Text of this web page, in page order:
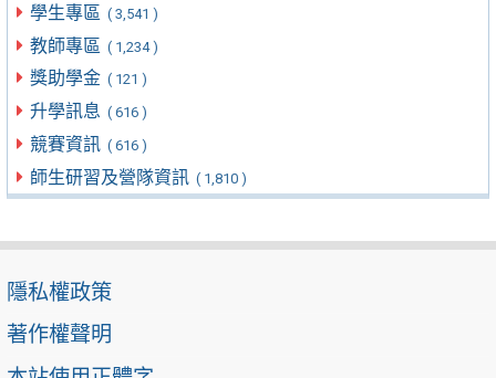
學生專區 ( 3,541 )
教師專區 ( 1,234 )
獎助學金 ( 121 )
升學訊息 ( 616 )
競賽資訊 ( 616 )
師生研習及營隊資訊 ( 1,810 )
隱私權政策
著作權聲明